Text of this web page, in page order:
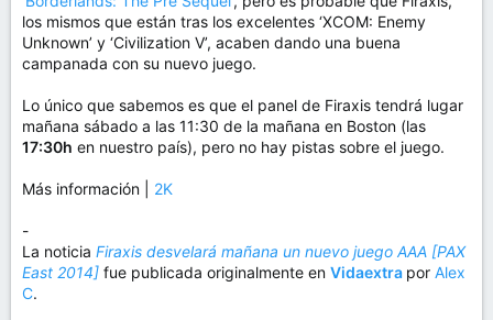
los mismos que están tras los excelentes ‘XCOM: Enemy
Unknown’ y ‘Civilization V’, acaben dando una buena
campanada con su nuevo juego.
Lo único que sabemos es que el panel de Firaxis tendrá lugar
mañana sábado a las 11:30 de la mañana en Boston (las
17:30h en nuestro país), pero no hay pistas sobre el juego.
Más información | 2K
-
La noticia Firaxis desvelará mañana un nuevo juego AAA [PAX
East 2014] fue publicada originalmente en Vidaextra por Alex
C.